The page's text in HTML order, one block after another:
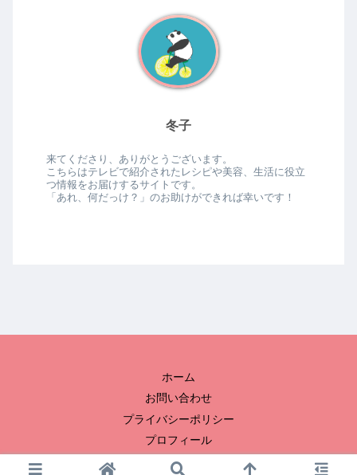
冬子
来てくださり、ありがとうございます。
こちらはテレビで紹介されたレシピや美容、生活に役立
つ情報をお届けするサイトです。
「あれ、何だっけ？」のお助けができれば幸いです！
ホーム
お問い合わせ
プライバシーポリシー
プロフィール
© 2023 冬子のおひまつぶし.